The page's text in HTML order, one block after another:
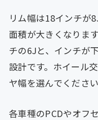
リム幅は18インチが
面積が大きくなりま
チの6Jと、インチが
設計です。ホイール
ヤ幅を選んでください
各車種のPCDやオフ